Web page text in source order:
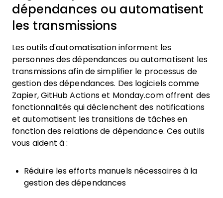
dépendances ou automatisent
les transmissions
Les outils d'automatisation informent les
personnes des dépendances ou automatisent les
transmissions afin de simplifier le processus de
gestion des dépendances. Des logiciels comme
Zapier, GitHub Actions et Monday.com offrent des
fonctionnalités qui déclenchent des notifications
et automatisent les transitions de tâches en
fonction des relations de dépendance. Ces outils
vous aident à :
Réduire les efforts manuels nécessaires à la
gestion des dépendances